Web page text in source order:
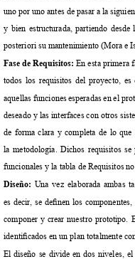

    
Fase de Requisitos: 
     

 
       
    
Diseño:    
     
    
       